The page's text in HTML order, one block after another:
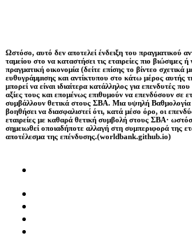
Ωστόσο, αυτό δεν αποτελεί ένδειξη του πραγματικού
ταμείου στο να καταστήσει τις εταιρείες πιο βιώσιμες
πραγματική οικονομία (δείτε επίσης το βίντεο σχετικά
ευθυγράμμισης και αντίκτυπου στο κάτω μέρος αυτής
μπορεί να είναι ιδιαίτερα κατάλληλος για επενδυτές
αξίες τους και επομένως επιθυμούν να επενδύσουν σε
συμβάλλουν θετικά στους ΣΒΑ. Μια υψηλή
βοηθήσει να διασφαλιστεί ότι, κατά μέσο όρο, οι
εταιρείες με καθαρά θετική συμβολή στους ΣΒΑ·
σημειωθεί οποιαδήποτε αλλαγή στη συμπεριφορά της
αποτέλεσμα της επένδυσης.(worldbank.github.io)